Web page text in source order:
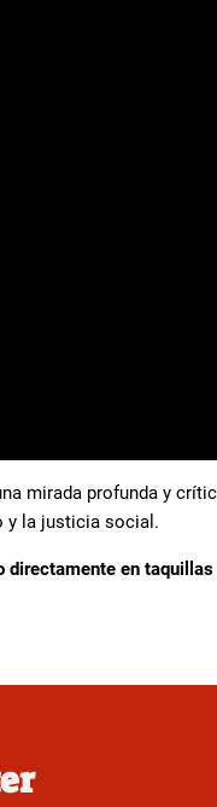
mirada profunda y
y la justicia social.
en